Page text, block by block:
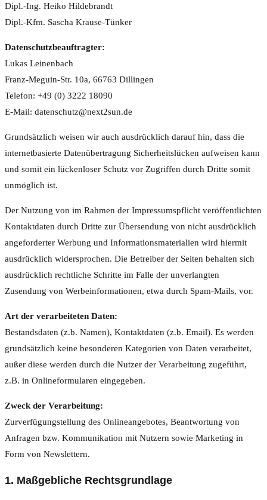
Dipl.-Ing. Heiko Hildebrandt
Dipl.-Kfm. Sascha Krause-Tünker
Datenschutzbeauftragter:
Lukas Leinenbach
Franz-Meguin-Str. 10a, 66763 Dillingen
Telefon: +49 (0) 3222 18090
E-Mail: datenschutz@next2sun.de
Grundsätzlich weisen wir auch ausdrücklich darauf hin, dass die
internetbasierte Datenübertragung Sicherheitslücken aufweisen kann
und somit ein lückenloser Schutz vor Zugriffen durch Dritte somit
unmöglich ist.
Der Nutzung von im Rahmen der Impressumspflicht veröffentlichten
Kontaktdaten durch Dritte zur Übersendung von nicht ausdrücklich
angeforderter Werbung und Informationsmaterialien wird hiermit
ausdrücklich widersprochen. Die Betreiber der Seiten behalten sich
ausdrücklich rechtliche Schritte im Falle der unverlangten
Zusendung von Werbeinformationen, etwa durch Spam-Mails, vor.
Art der verarbeiteten Daten:
Bestandsdaten (z.b. Namen), Kontaktdaten (z.b. Email). Es werden
grundsätzlich keine besonderen Kategorien von Daten verarbeitet,
außer diese werden durch die Nutzer der Verarbeitung zugeführt,
z.B. in Onlineformularen eingegeben.
Zweck der Verarbeitung:
Zurverfügungstellung des Onlineangebotes, Beantwortung von
Anfragen bzw. Kommunikation mit Nutzern sowie Marketing in
Form von Newslettern.
1. Maßgebliche Rechtsgrundlage